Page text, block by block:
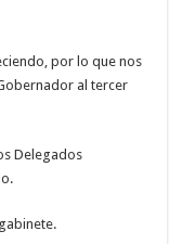
por lo que nos
al tercer
Delegados